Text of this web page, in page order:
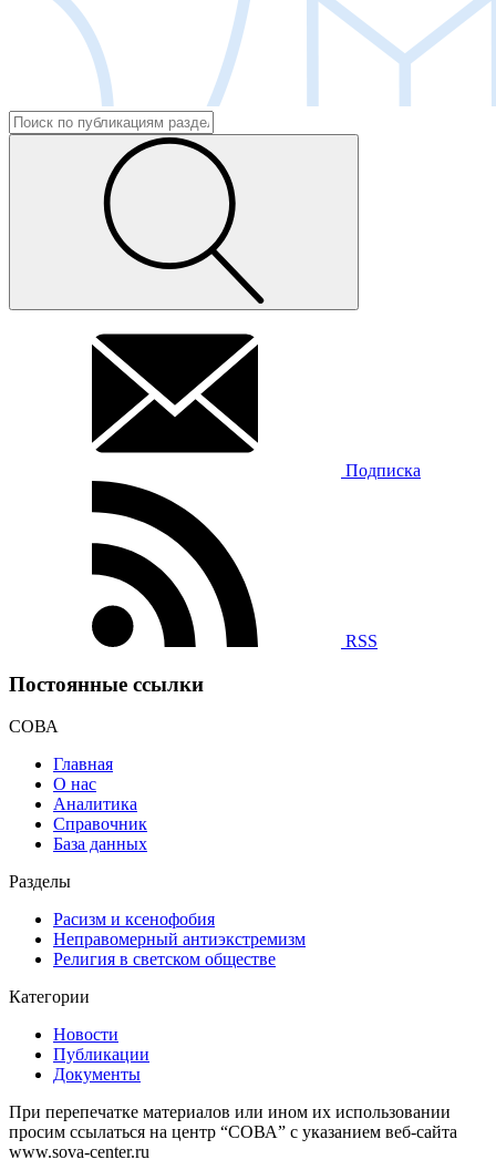
Подписка
RSS
Постоянные ссылки
СОВА
Главная
О нас
Аналитика
Справочник
База данных
Разделы
Расизм и ксенофобия
Неправомерный антиэкстремизм
Религия в светском обществе
Категории
Новости
Публикации
Документы
При перепечатке материалов или ином их использовании
просим ссылаться на центр “СОВА” с указанием веб-сайта
www.sova-center.ru